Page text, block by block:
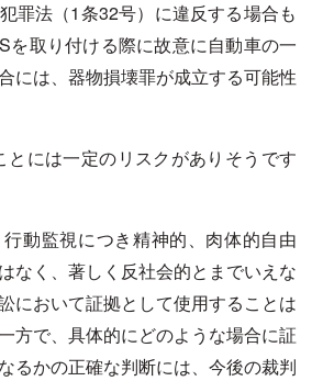
罪法（1条32号）に違反する場合も
取り付ける際に故意に自動車の一
には、器物損壊罪が成立する可能性
には一定のリスクがありそうです
動監視につき精神的、肉体的自由
なく、著しく反社会的とまでいえな
において証拠として使用することは
方で、具体的にどのような場合に証
るかの正確な判断には、今後の裁判